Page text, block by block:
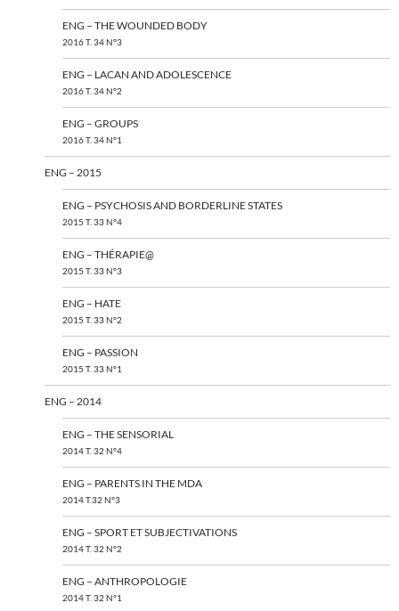
ENG – THE WOUNDED BODY
2016 T. 34 N°3
ENG – LACAN AND ADOLESCENCE
2016 T. 34 N°2
ENG – GROUPS
2016 T. 34 N°1
ENG – 2015
ENG – PSYCHOSIS AND BORDERLINE STATES
2015 T. 33 N°4
ENG – THÉRAPIE@
2015 T. 33 N°3
ENG – HATE
2015 T. 33 N°2
ENG – PASSION
2015 T. 33 N°1
ENG – 2014
ENG – THE SENSORIAL
2014 T. 32 N°4
ENG – PARENTS IN THE MDA
2014 T.32 N°3
ENG – SPORT ET SUBJECTIVATIONS
2014 T. 32 N°2
ENG – ANTHROPOLOGIE
2014 T. 32 N°1